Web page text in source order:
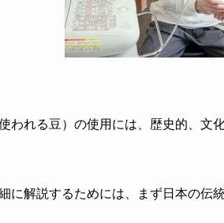
われる豆）の使用には、歴史的、文
に解説するためには、まず日本の伝